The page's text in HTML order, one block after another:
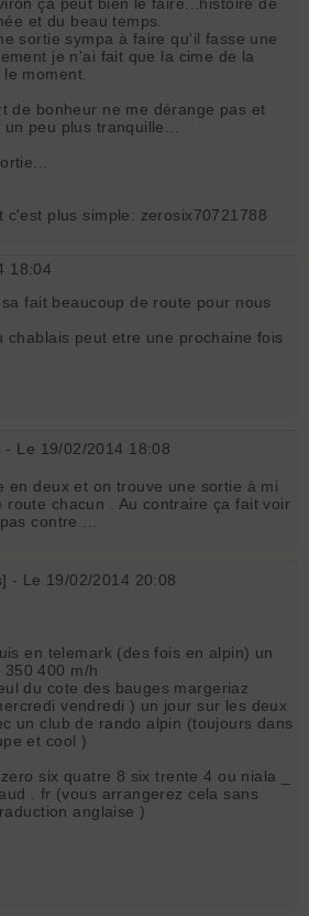
et du beau temps.
sortie sympa à faire qu'il fasse une
je n'ai fait que la cime de la
moment.
de bonheur ne me dérange pas et
peu plus tranquille...
c'est plus simple: zerosix70721788
18:04
fait beaucoup de route pour nous
chablais peut etre une prochaine fois
- Le 19/02/2014 18:08
en deux et on trouve une sortie à mi
route chacun . Au contraire ça fait voir
contre ...
- Le 19/02/2014 20:08
en telemark (des fois en alpin) un
350 400 m/h
du cote des bauges margeriaz
vendredi ) un jour sur les deux
un club de rando alpin (toujours dans
et cool )
six quatre 8 six trente 4 ou niala _
. fr (vous arrangerez cela sans
anglaise )